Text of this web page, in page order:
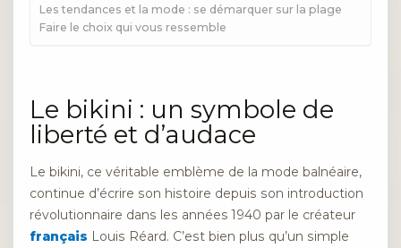
Les tendances et la mode : se démarquer sur la plage
Faire le choix qui vous ressemble
Le bikini : un symbole de
liberté et d’audace
Le bikini, ce véritable emblème de la mode balnéaire,
continue d’écrire son histoire depuis son introduction
révolutionnaire dans les années 1940 par le créateur
français Louis Réard. C’est bien plus qu’un simple